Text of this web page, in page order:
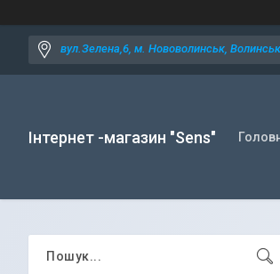
вул.Зелена,6, м. Нововолинськ,
Інтернет -магазин "Sens"